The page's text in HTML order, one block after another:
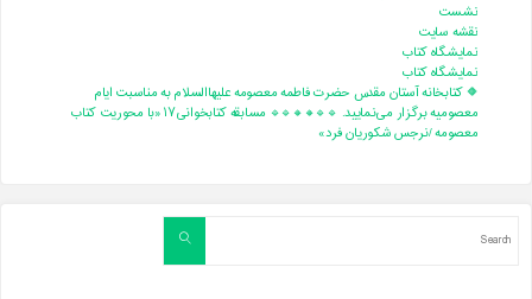
نشست
نقشه سایت
نمایشگاه کتاب
نمایشگاه کتاب
🔶 کتابخانه آستان مقدس حضرت فاطمه معصومه علیهاالسلام به مناسبت ایام
معصومیه برگزار می‌نمایید. 🔹🔹🔸🔸🔹🔹 مسابقه کتابخوانی۱۷ «با محوریت کتاب
معصومه /نرجس شکوریان فرد»
Search